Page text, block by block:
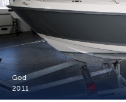
God
2011